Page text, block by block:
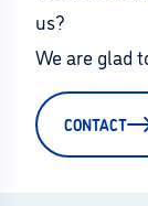
us?
We are glad
CONTACT